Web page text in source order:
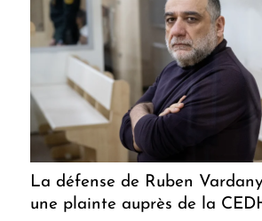
La défense de Ruben
une plainte auprès de la